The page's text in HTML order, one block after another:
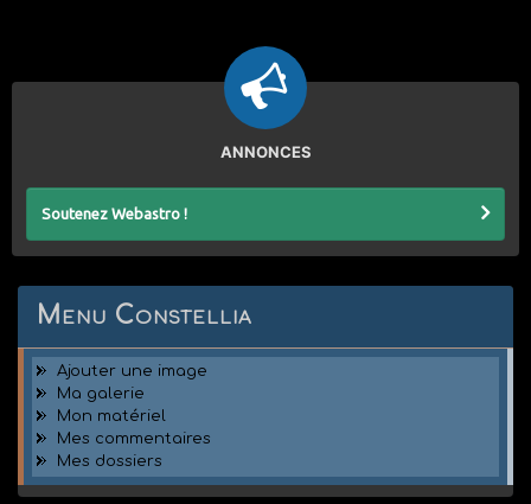
ANNONCES
Soutenez Webastro !
Menu Constellia
Ajouter une image
Ma galerie
Mon matériel
Mes commentaires
Mes dossiers